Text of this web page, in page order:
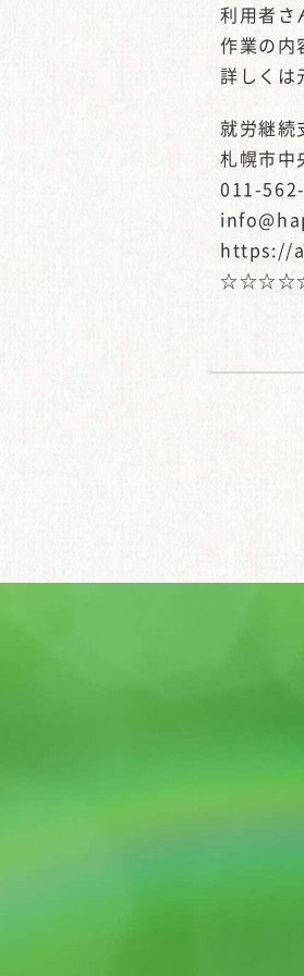
利用者さ
作業の内
詳しくは
就労継
札幌市
011-
https://